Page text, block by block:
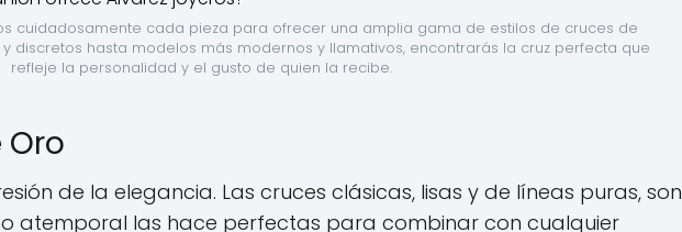
cuidadosamente cada pieza para ofrecer una amplia gama de estilos de cruces de
discretos hasta modelos más modernos y llamativos, encontrarás la cruz perfecta que
refleje la personalidad y el gusto de quien la recibe.
de la elegancia. Las cruces clásicas, lisas y de líneas puras, son
atemporal las hace perfectas para combinar con cualquier